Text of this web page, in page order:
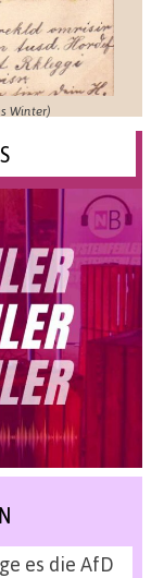
Winter)
es die AfD